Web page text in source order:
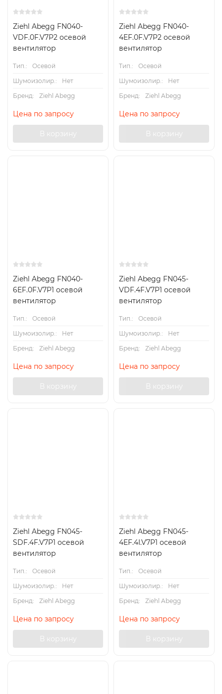
Ziehl Abegg FN040-
VDF.0F.V7P2 осевой
вентилятор
Тип.:
Осевой
Шумоизолир.:
Нет
Бренд:
Ziehl Abegg
Цена по запросу
В корзину
Ziehl Abegg FN040-
4EF.0F.V7P2 осевой
вентилятор
Тип.:
Осевой
Шумоизолир.:
Нет
Бренд:
Ziehl Abegg
Цена по запросу
В корзину
Ziehl Abegg FN040-
6EF.0F.V7P1 осевой
вентилятор
Тип.:
Осевой
Шумоизолир.:
Нет
Бренд:
Ziehl Abegg
Цена по запросу
В корзину
Ziehl Abegg FN045-
VDF.4F.V7P1 осевой
вентилятор
Тип.:
Осевой
Шумоизолир.:
Нет
Бренд:
Ziehl Abegg
Цена по запросу
В корзину
Ziehl Abegg FN045-
SDF.4F.V7P1 осевой
вентилятор
Тип.:
Осевой
Шумоизолир.:
Нет
Бренд:
Ziehl Abegg
Цена по запросу
В корзину
Ziehl Abegg FN045-
4EF.4I.V7P1 осевой
вентилятор
Тип.:
Осевой
Шумоизолир.:
Нет
Бренд:
Ziehl Abegg
Цена по запросу
В корзину